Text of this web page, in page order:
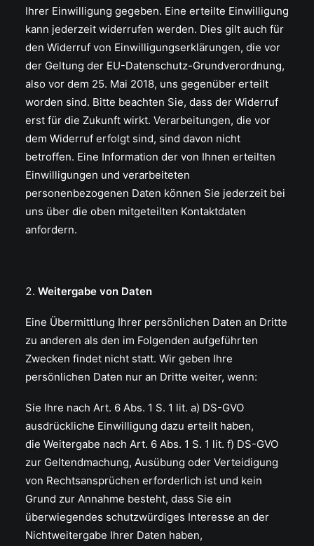
Ihrer Einwilligung gegeben. Eine erteilte Einwilligung
kann jederzeit widerrufen werden. Dies gilt auch für
den Widerruf von Einwilligungserklärungen, die vor
der Geltung der EU-Datenschutz-Grundverordnung,
also vor dem 25. Mai 2018, uns gegenüber erteilt
worden sind. Bitte beachten Sie, dass der Widerruf
erst für die Zukunft wirkt. Verarbeitungen, die vor
dem Widerruf erfolgt sind, sind davon nicht
betroffen. Eine Information der von Ihnen erteilten
Einwilligungen und verarbeiteten
personenbezogenen Daten können Sie jederzeit bei
uns über die oben mitgeteilten Kontaktdaten
anfordern.
Weitergabe von Daten
Eine Übermittlung Ihrer persönlichen Daten an Dritte
zu anderen als den im Folgenden aufgeführten
Zwecken findet nicht statt. Wir geben Ihre
persönlichen Daten nur an Dritte weiter, wenn:
Sie Ihre nach Art. 6 Abs. 1 S. 1 lit. a) DS-GVO
ausdrückliche Einwilligung dazu erteilt haben,
die Weitergabe nach Art. 6 Abs. 1 S. 1 lit. f) DS-GVO
zur Geltendmachung, Ausübung oder Verteidigung
von Rechtsansprüchen erforderlich ist und kein
Grund zur Annahme besteht, dass Sie ein
überwiegendes schutzwürdiges Interesse an der
Nichtweitergabe Ihrer Daten haben,